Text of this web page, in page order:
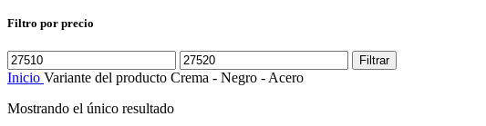
Filtro por precio
Precio
mínimo
Precio
máximo
Filtrar
Inicio Variante del producto Crema - Negro - Acero
Mostrando el único resultado